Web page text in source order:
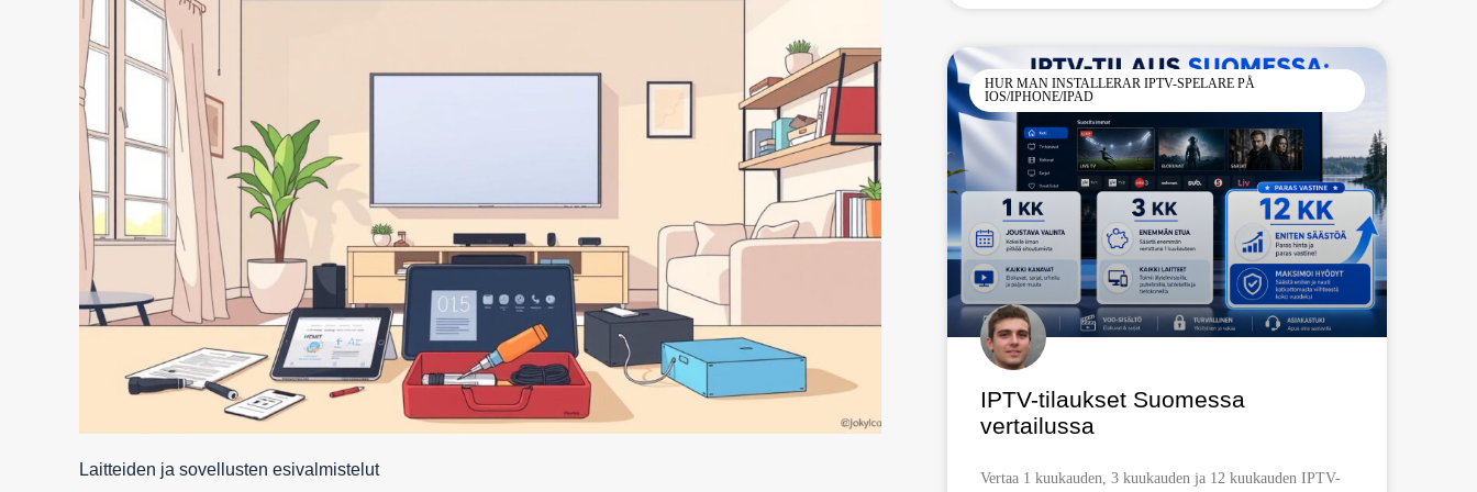
Laitteiden ja sovellusten esivalmistelut
HUR MAN INSTALLERAR IPTV-SPELARE PÅ
IOS/IPHONE/IPAD
IPTV-tilaukset Suomessa
vertailussa
Vertaa 1 kuukauden, 3 kuukauden ja 12 kuukauden IPTV-